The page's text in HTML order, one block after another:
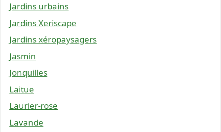
Jardins urbains
Jardins Xeriscape
Jardins xéropaysagers
Jasmin
Jonquilles
Laitue
Laurier-rose
Lavande